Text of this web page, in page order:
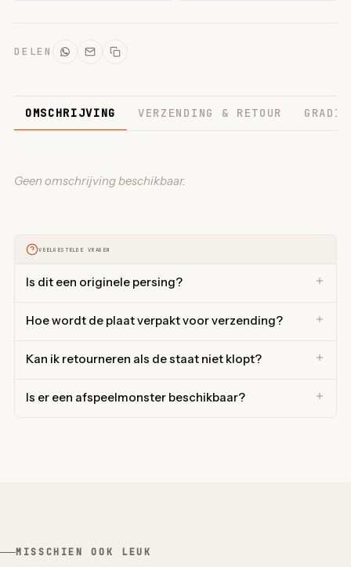
DELEN
OMSCHRIJVING VERZENDING & RETOUR
Geen omschrijving beschikbaar.
VEELGESTELDE VRAGEN
Is dit een originele persing?
Hoe wordt de plaat verpakt voor verzending?
Kan ik retourneren als de staat niet klopt?
Is er een afspeelmonster beschikbaar?
MISSCHIEN OOK LEUK